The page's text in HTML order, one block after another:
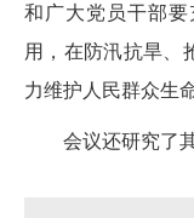
和广大党员干部
用，在防汛抗旱、
力维护人民群众生
会议还研究了